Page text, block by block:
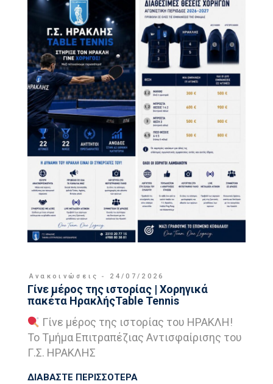
Ανακοινώσεις 24/07/2026
Γίνε μέρος της ιστορίας | Χορηγικά
πακέτα ΗρακλήςTable Tennis
Γίνε μέρος της ιστορίας του ΗΡΑΚΛΗ!
Το Τμήμα Επιτραπέζιας Αντισφαίρισης του
Γ.Σ. ΗΡΑΚΛΗΣ
ΔΙΑΒΑΣΤΕ ΠΕΡΙΣΣΟΤΕΡΑ